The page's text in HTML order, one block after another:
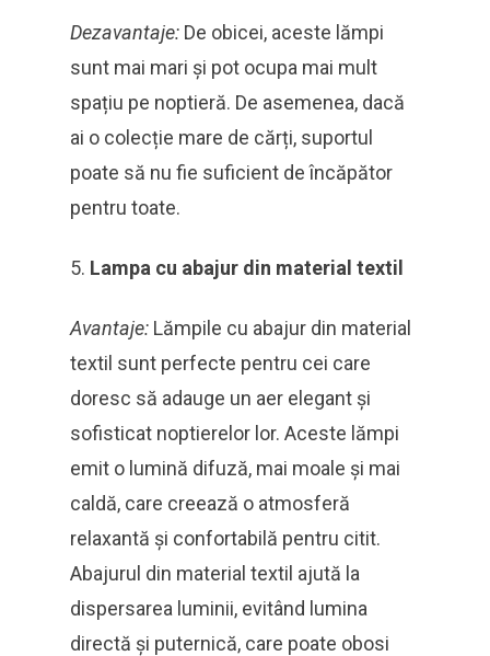
Dezavantaje: De obicei, aceste lămpi
sunt mai mari și pot ocupa mai mult
spațiu pe noptieră. De asemenea, dacă
ai o colecție mare de cărți, suportul
poate să nu fie suficient de încăpător
pentru toate.
Lampa cu abajur din material textil
Avantaje: Lămpile cu abajur din material
textil sunt perfecte pentru cei care
doresc să adauge un aer elegant și
sofisticat noptierelor lor. Aceste lămpi
emit o lumină difuză, mai moale și mai
caldă, care creează o atmosferă
relaxantă și confortabilă pentru citit.
Abajurul din material textil ajută la
dispersarea luminii, evitând lumina
directă și puternică, care poate obosi